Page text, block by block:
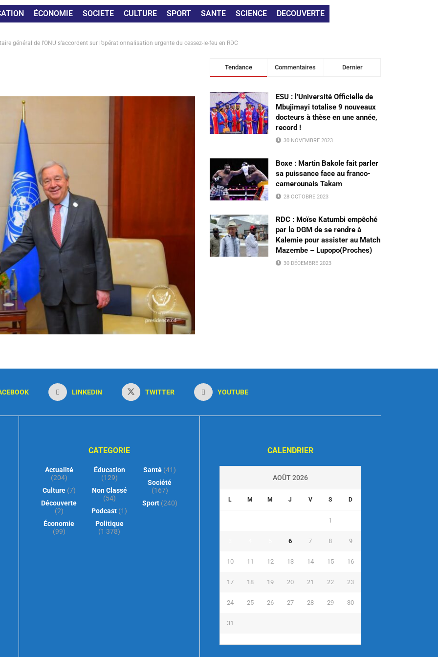
ÉCONOMIE SOCIETE CULTURE SPORT SANTE SCIENCE DECOUVERTE
général de l’ONU s’accordent sur l’opérationnalisation urgente du cessez-le-feu en RDC
Tendance Commentaires Dernier
ESU : l’Université Officielle de
Mbujimayi totalise 9 nouveaux
docteurs à thèse en une année,
record !
30 NOVEMBRE 2023
Boxe : Martin Bakole fait parler
sa puissance face au franco-
camerounais Takam
28 OCTOBRE 2023
RDC : Moïse Katumbi empêché
par la DGM de se rendre à
Kalemie pour assister au Match
Mazembe – Lupopo(Proches)
30 DÉCEMBRE 2023
LINKEDIN TWITTER YOUTUBE
CATEGORIE
Actualité
(204)
Culture(7)
Découverte
(2)
Économie
(99)
Éducation
(129)
Non Classé
(54)
Podcast (1)
Politique
(1 378)
Santé (41)
Société
(167)
Sport(240)
CALENDRIER
AOÛT 2026
L M M J V S D
1
6 7 8 9
10 11 12 13 14 15 16
17 18 19 20 21 22 23
24 25 26 27 28 29 30
31